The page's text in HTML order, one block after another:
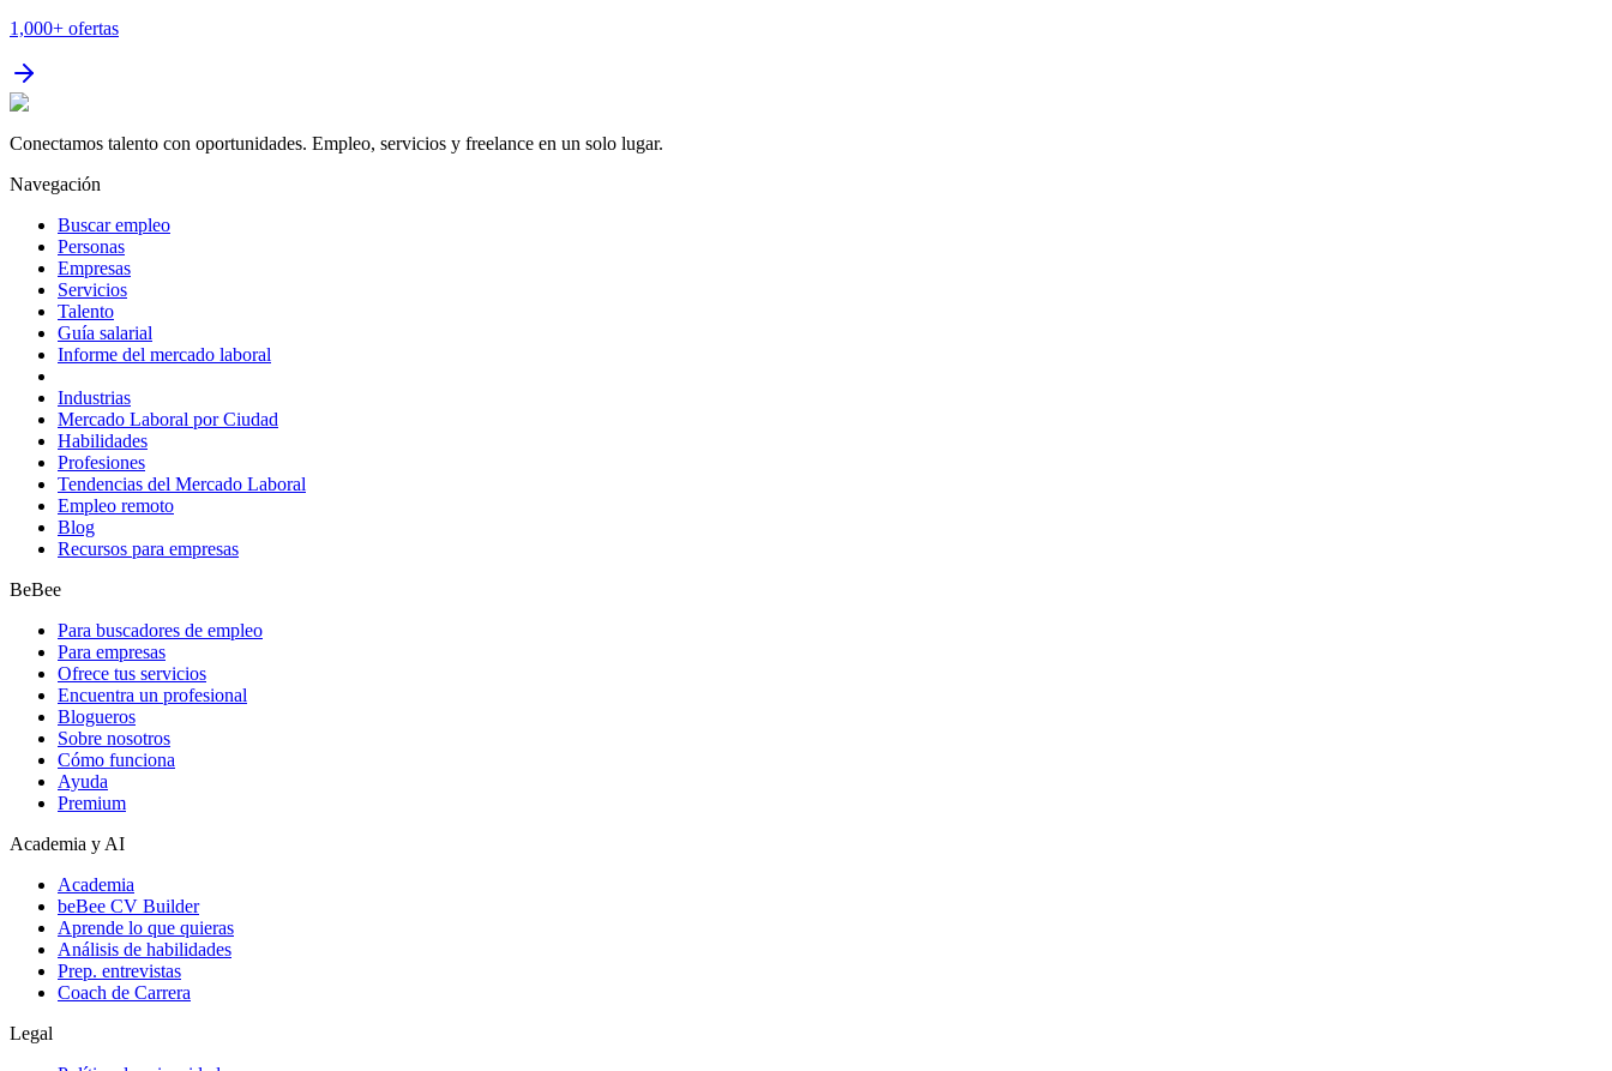
1,000+ ofertas
Conectamos talento con oportunidades. Empleo, servicios y freelance en un solo lugar.
Navegación
Buscar empleo
Personas
Empresas
Servicios
Talento
Guía salarial
Informe del mercado laboral
Industrias
Mercado Laboral por Ciudad
Habilidades
Profesiones
Tendencias del Mercado Laboral
Empleo remoto
Blog
Recursos para empresas
BeBee
Para buscadores de empleo
Para empresas
Ofrece tus servicios
Encuentra un profesional
Blogueros
Sobre nosotros
Cómo funciona
Ayuda
Premium
Academia y AI
Academia
beBee CV Builder
Aprende lo que quieras
Análisis de habilidades
Prep. entrevistas
Coach de Carrera
Legal